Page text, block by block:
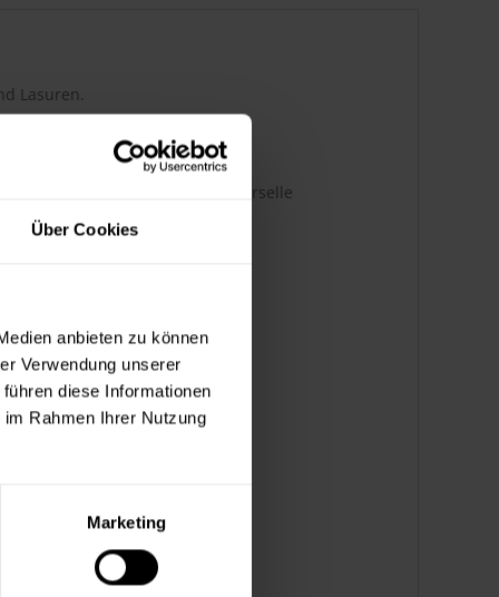
Über Cookies
anbieten zu können
Verwendung unserer
diese Informationen
Rahmen Ihrer Nutzung
Marketing
Lasuren.
leicht zu reinigen. Für die universelle